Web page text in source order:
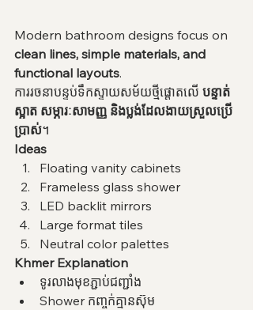
Modern bathroom designs focus on
clean lines, simple materials, and
functional layouts.
ការរចនាបន្ទប់ទឹកស្ទាយសម័យថ្មីផ្តោតលើ បន្ទាត់
ស្អាត សម្ភារៈសាមញ្ញ និងប្លង់ដែលងាយស្រួលប្រើ
ប្រាស់។
Ideas
Floating vanity cabinets
Frameless glass shower
LED backlit mirrors
Large format tiles
Neutral color palettes
Khmer Explanation
ទូរលាងមុខភ្ជាប់ជញ្ជាំង
Shower កញ្ចក់គ្មានស៊ុម